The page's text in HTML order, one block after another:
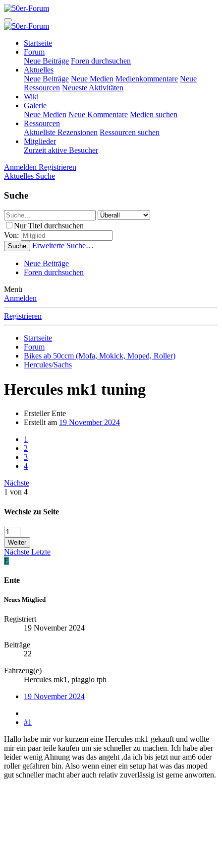
Startseite
Forum
Neue Beiträge Foren durchsuchen
Aktuelles
Neue Beiträge Neue Medien Medienkommentare Neue
Ressourcen Neueste Aktivitäten
Wiki
Galerie
Neue Medien Neue Kommentare Medien suchen
Ressourcen
Aktuellste Rezensionen Ressourcen suchen
Mitglieder
Zurzeit aktive Besucher
Anmelden Registrieren
Aktuelles Suche
Suche
Nur Titel durchsuchen
Von:
Suche Erweiterte Suche…
Neue Beiträge
Foren durchsuchen
Menü
Anmelden
Registrieren
Startseite
Forum
Bikes ab 50ccm (Mofa, Mokick, Moped, Roller)
Hercules/Sachs
Hercules mk1 tuning
ErstellerEnte
Erstellt am 19 November 2024
1
2
3
4
Nächste
1 von 4
Wechsle zu Seite
Weiter
Nächste Letzte
E
Ente
Neues Mitglied
Registriert
19 November 2024
Beiträge
22
Fahrzeug(e)
Hercules mk1, piaggio tph
19 November 2024
#1
Hallo habe mir vor kurzem eine Hercules mk1 gekauft und wollte
mir ein paar teile kaufen um sie schneller zu machen. Ich habe aber
leider wenig Ahnung was das angeht ,da ich bis jetzt nur am6 oder
roller gefahren bin. Also wenn einer ein setup hat was das moped
gut schneller macht aber auch relativ zuverlässig ist gerne anworten.